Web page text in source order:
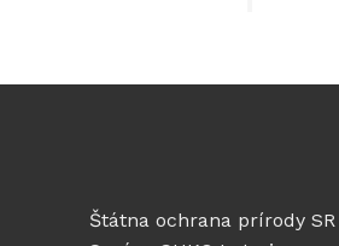
Štátna ochrana prírody SR